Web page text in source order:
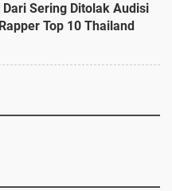
Sering Ditolak Audisi
Top 10 Thailand